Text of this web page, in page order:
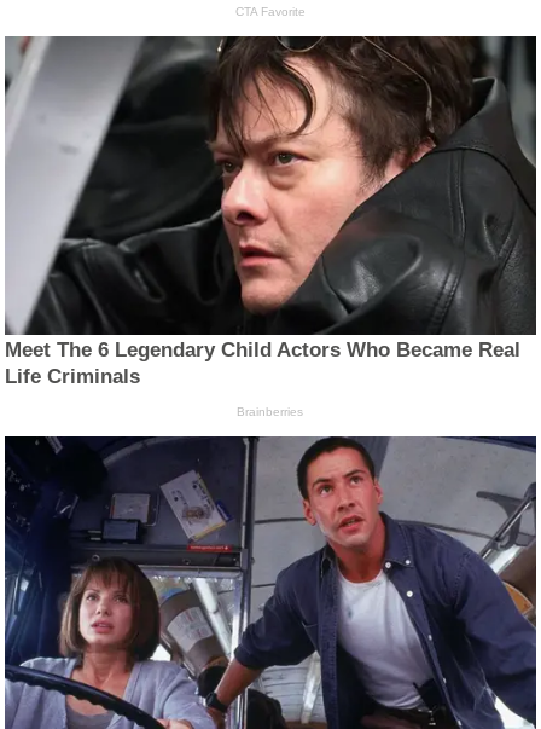
CTA Favorite
Meet The 6 Legendary Child Actors Who Became Real
Life Criminals
Brainberries